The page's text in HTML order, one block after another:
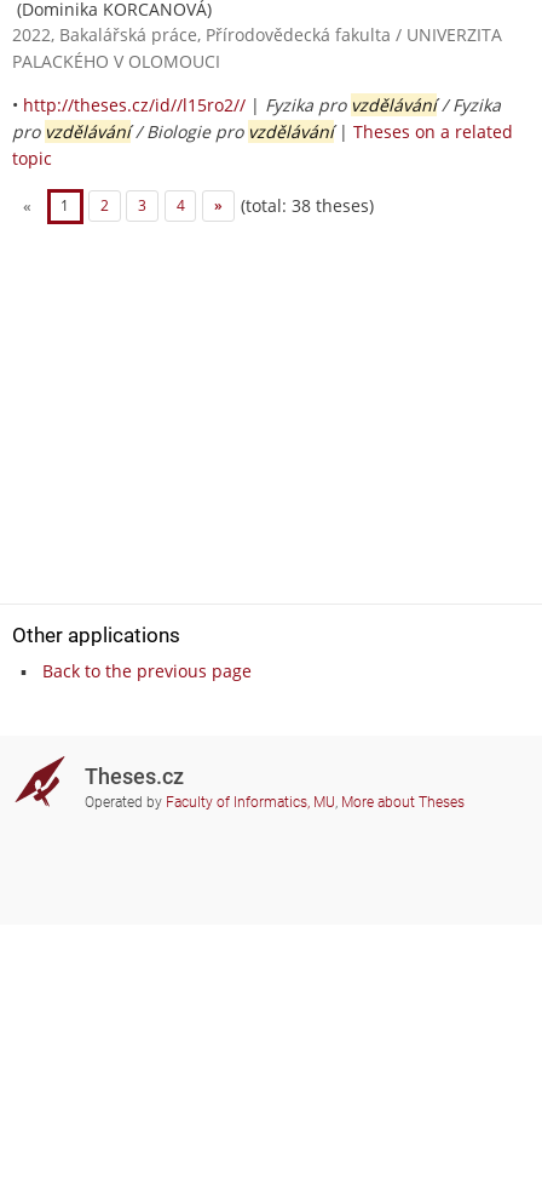
(Dominika KORCANOVÁ)
2022, Bakalářská práce, Přírodovědecká fakulta / UNIVERZITA
PALACKÉHO V OLOMOUCI
• http://theses.cz/id//l15ro2// | Fyzika pro vzdělávání/ Fyzika
pro vzdělávání/ Biologie pro vzdělávání| Theses on a related
topic
« 1 2 3 4 » (total: 38 theses)
Other applications
Back to the previous page
Theses.cz
Operated by Faculty of Informatics, MU, More about Theses